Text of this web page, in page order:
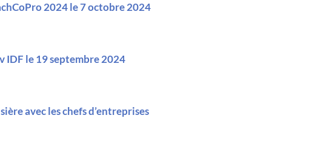
2024 le 7 octobre 2024
IDF le 19 septembre 2024
avec les chefs d’entreprises